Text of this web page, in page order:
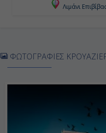
Λιμάνι
ΦΩΤΟΓΡΑΦΙΕΣ